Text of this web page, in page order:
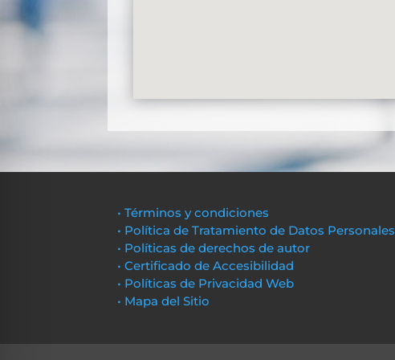
• Términos y condiciones
• Política de Tratamiento de Datos Personales
• Políticas de derechos de autor
• Certificado de Accesibilidad
• Políticas de Privacidad Web
• Mapa del Sitio